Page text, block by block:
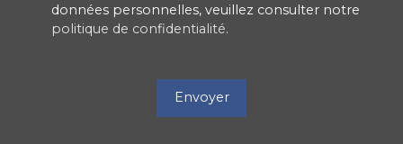
données personnelles, veuillez consulter notre
politique de confidentialité.
Envoyer